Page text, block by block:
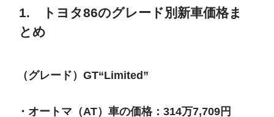
1. トヨタ86のグレード別新車価格ま
とめ
（グレード）GT“Limited”
・オートマ（AT）車の価格：314万7,709円